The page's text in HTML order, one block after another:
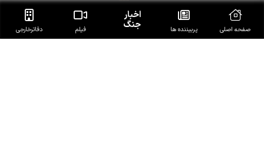
صفحه اصلی پربیننده ها
اخبار
جنگ فیلم دفاتر‌خارجی